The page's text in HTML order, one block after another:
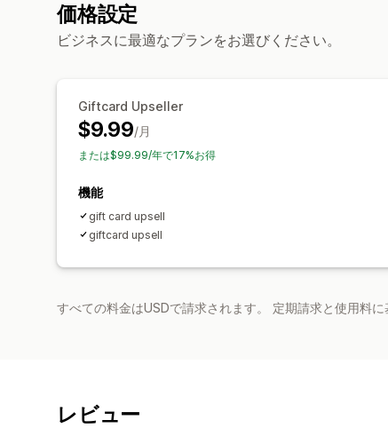
価格設定
ビジネスに最適なプランをお選びください。
Giftcard Upseller
$9.99/月
または$99.99/年で17%お得
機能
gift card upsell
giftcard upsell
すべての料金はUSDで請求されます。 定期請求と使用料
レビュー